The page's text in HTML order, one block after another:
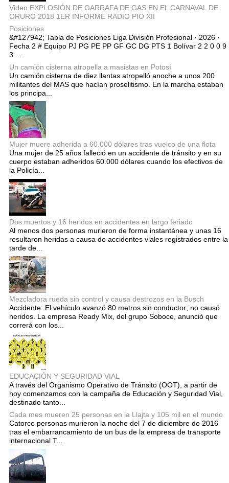
Video EXPLOSIÓN DE GARRAFA DE GAS EN EL CARNAVAL DE
ORURO 2018 1ER INFORME RADIO PIO XII
Posiciones
&#127942; Tabla de Posiciones Liga División Profesional · 2026 ·
Fecha 2 # Equipo PJ PG PE PP GF GC DG PTS 1 Bolívar 2 2 0 0 9
3 ...
Un camión cisterna atropella a masistas en Potosí
Un camión cisterna de diez llantas atropelló anoche a unos 200
militantes del MAS que hacían proselitismo. En la marcha estaban
los principa...
Mujer muere adherida a 60.000 dólares tras vuelco de una flota
Una mujer de 25 años falleció en un accidente de tránsito y en su
cuerpo estaban adheridos 60.000 dólares cuando los efectivos de
la Policía...
Dos muertos y 16 heridos en accidentes en largo feriado
Al menos dos personas murieron de forma instantánea y unas 16
resultaron heridas a causa de accidentes viales registrados entre la
tarde de...
Mezcladora rueda sin control y causa destrozos en la Busch
Accidente: El vehículo avanzó 80 metros sin conductor; no causó
heridos. La empresa Ready Mix, del grupo Soboce, anunció que
correrá con los...
EDUCACIÓN Y SEGURIDAD VIAL
A través del Organismo Operativo de Tránsito (OOT), a partir de
hoy comenzamos con la campaña de Educación y Seguridad Vial,
destinado tanto...
Cada mes mueren 25 personas en la Llajta y 105 mil en el mundo
Catorce personas murieron la noche del 7 de diciembre de 2016
tras el embarrancamiento de un bus de la empresa de transporte
internacional T...